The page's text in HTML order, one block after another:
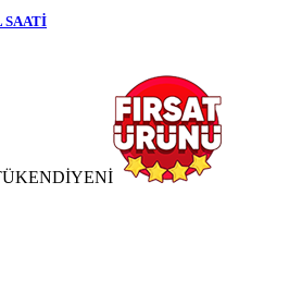
SAATİ
YENİ